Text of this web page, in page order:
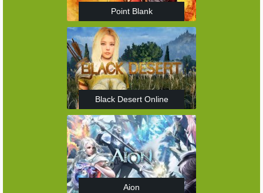
Point Blank
Black Desert Online
Aion